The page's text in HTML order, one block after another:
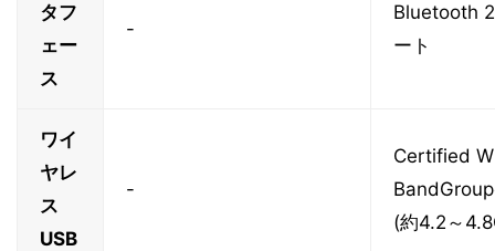
タフ
ェー
ス
-
Bluetooth
ート
ワイ
ヤレ
ス
USB
-
Certified
(約4.2～